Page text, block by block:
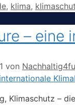
, klima,
– eine
von
Klimaschutz –